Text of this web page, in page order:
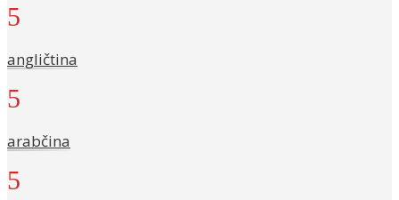
5
angličtina
5
arabčina
5